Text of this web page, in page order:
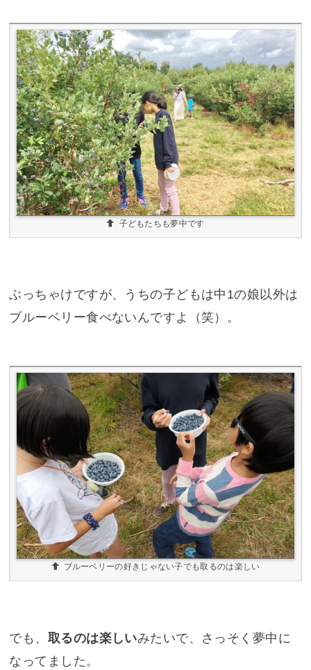
子どもたちも夢中です
ぶっちゃけですが、うちの子どもは中1の娘以外は
ブルーベリー食べないんですよ（笑）。
ブルーベリーの好きじゃない子でも取るのは楽しい
でも、 取るのは楽しいみたいで、さっそく夢中に
なってました。